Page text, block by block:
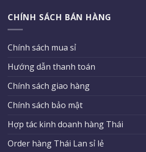
CHÍNH SÁCH BÁN HÀNG
Chính sách mua sỉ
Hướng dẫn thanh toán
Chính sách giao hàng
Chính sách bảo mật
Hợp tác kinh doanh hàng Thái
Order hàng Thái Lan sỉ lẻ